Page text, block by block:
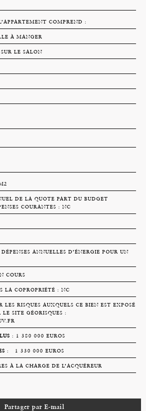
COMPREND :
À MANGER
LE SALON
DE LA QUOTE PART DU BUDGET
COURANTES : NC
ANNUELLES D’ÉNERGIE POUR UN
COURS
LA COPROPRIÉTÉ : NC
LES RISQUES AUXQUELS CE BIEN EST EXPOSÉ
LE SITE GÉORISQUES :
: 1 380 000 EUROS
: 1 330 000 EUROS
À LA CHARGE DE L’ACQUÉREUR
Partager par E-mail